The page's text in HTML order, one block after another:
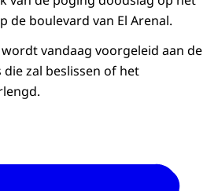
de boulevard van El Arenal.
vandaag voorgeleid aan de
zal beslissen of het